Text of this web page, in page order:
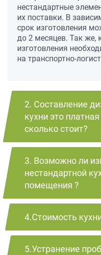
нестандартные
их поставки. В
срок изготовления
до 2 месяцев. Так же,
изготовления
на транспортно-
2. Составление
кухни это
сколько стоит?
3. Возможно ли
нестандартной
помещения ?
4.Стоимость
5.Устранение